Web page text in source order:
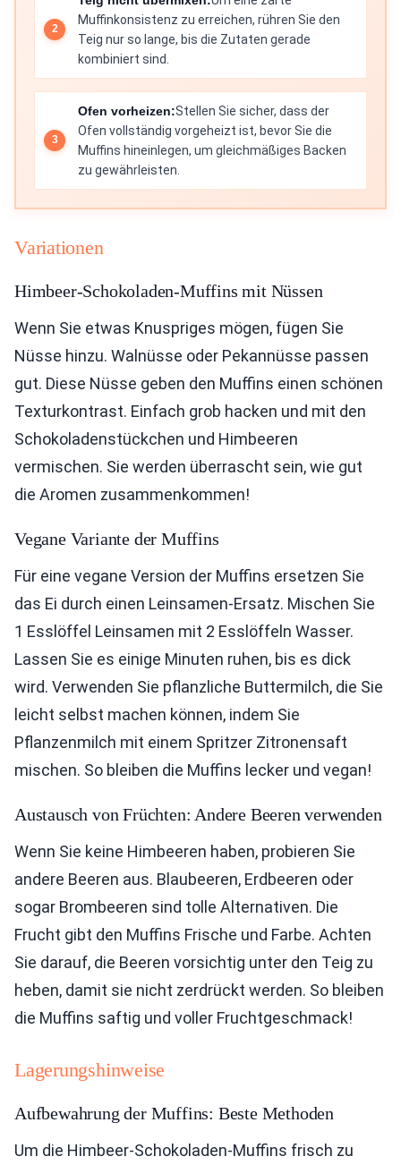
Muffinkonsistenz zu erreichen, rühren Sie den
Teig nur so lange, bis die Zutaten gerade
kombiniert sind.
Ofen vorheizen:Stellen Sie sicher, dass der
Ofen vollständig vorgeheizt ist, bevor Sie die
Muffins hineinlegen, um gleichmäßiges Backen
zu gewährleisten.
Variationen
Himbeer-Schokoladen-Muffins mit Nüssen
Wenn Sie etwas Knuspriges mögen, fügen Sie
Nüsse hinzu. Walnüsse oder Pekannüsse passen
gut. Diese Nüsse geben den Muffins einen schönen
Texturkontrast. Einfach grob hacken und mit den
Schokoladenstückchen und Himbeeren
vermischen. Sie werden überrascht sein, wie gut
die Aromen zusammenkommen!
Vegane Variante der Muffins
Für eine vegane Version der Muffins ersetzen Sie
das Ei durch einen Leinsamen-Ersatz. Mischen Sie
1 Esslöffel Leinsamen mit 2 Esslöffeln Wasser.
Lassen Sie es einige Minuten ruhen, bis es dick
wird. Verwenden Sie pflanzliche Buttermilch, die Sie
leicht selbst machen können, indem Sie
Pflanzenmilch mit einem Spritzer Zitronensaft
mischen. So bleiben die Muffins lecker und vegan!
Austausch von Früchten: Andere Beeren verwenden
Wenn Sie keine Himbeeren haben, probieren Sie
andere Beeren aus. Blaubeeren, Erdbeeren oder
sogar Brombeeren sind tolle Alternativen. Die
Frucht gibt den Muffins Frische und Farbe. Achten
Sie darauf, die Beeren vorsichtig unter den Teig zu
heben, damit sie nicht zerdrückt werden. So bleiben
die Muffins saftig und voller Fruchtgeschmack!
Lagerungshinweise
Aufbewahrung der Muffins: Beste Methoden
Um die Himbeer-Schokoladen-Muffins frisch zu